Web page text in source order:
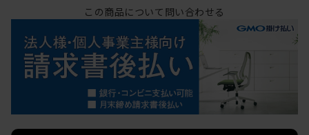
この商品について問い合わせる